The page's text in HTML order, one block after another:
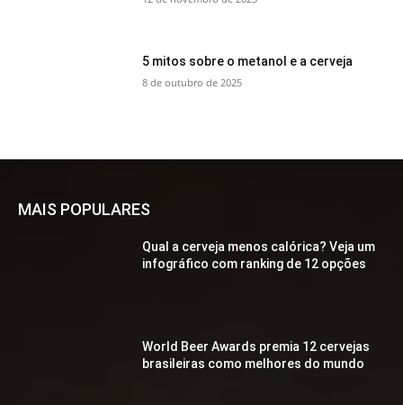
5 mitos sobre o metanol e a cerveja
8 de outubro de 2025
MAIS POPULARES
Qual a cerveja menos calórica? Veja um
infográfico com ranking de 12 opções
World Beer Awards premia 12 cervejas
brasileiras como melhores do mundo